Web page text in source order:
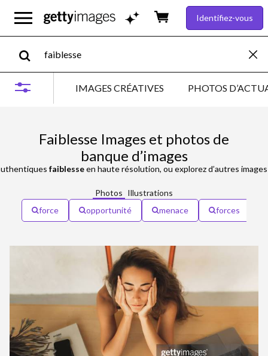
Identifiez-vous
IMAGES CRÉATIVES PHOTOS
Faiblesse Images et photos de
banque d’images
faiblesseen haute résolution, ou explorez d’autres
Photos Illustrations
force
opportunité menace forces